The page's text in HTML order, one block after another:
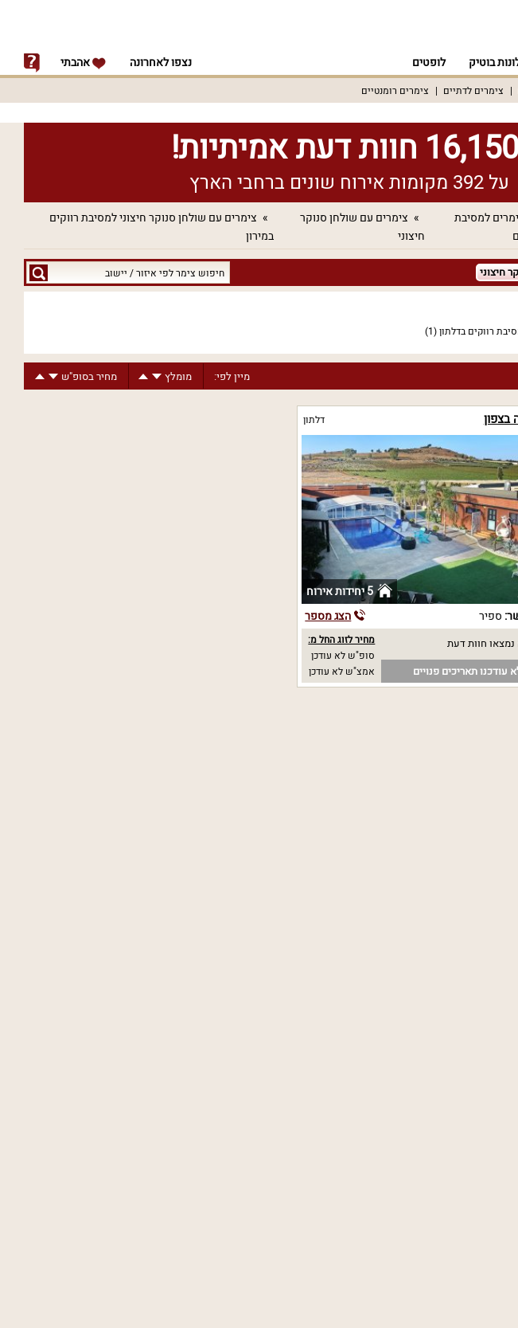
בוטיק לופטים נצפו לאחרונה אהבתי
צימרים לדתיים צימרים רומנטיים
16,150 חוות דעת אמיתיות!
על 392 מקומות אירוח שונים ברחבי הארץ
למסיבת
צימרים עם שולחן סנוקר
חיצוני
צימרים עם שולחן סנוקר חיצוני למסיבת רווקים
במירון
חיפוש
צימר
יישוב
חיצוני
רווקים בדלתון(1)
מיין לפי: מומלץ מחיר בסופ"ש
בצפון דלתון
5 יחידות אירוח
ספיר הצג מספר
חוות דעת
עודכנו תאריכים פנויים
מחיר לזוג החל מ:
סופ"ש לא עודכן
אמצ"ש לא עודכן